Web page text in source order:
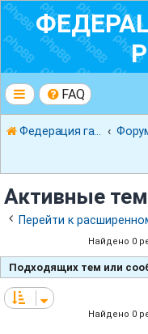
FAQ
Федерация гандбола России
Активные
Перейти к
Найдено 0
Подходящих тем или
Найдено 0